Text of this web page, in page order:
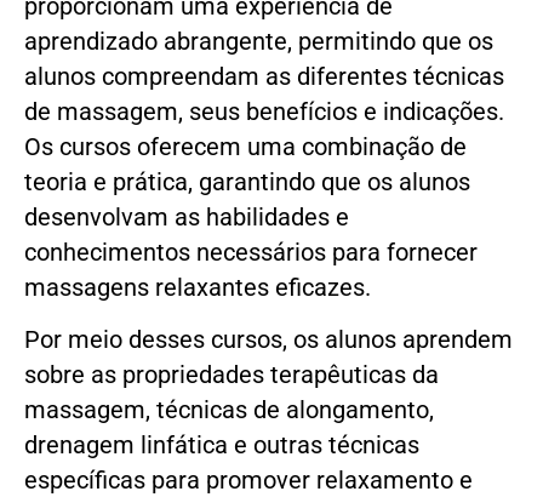
proporcionam uma experiência de
aprendizado abrangente, permitindo que os
alunos compreendam as diferentes técnicas
de massagem, seus benefícios e indicações.
Os cursos oferecem uma combinação de
teoria e prática, garantindo que os alunos
desenvolvam as habilidades e
conhecimentos necessários para fornecer
massagens relaxantes eficazes.
Por meio desses cursos, os alunos aprendem
sobre as propriedades terapêuticas da
massagem, técnicas de alongamento,
drenagem linfática e outras técnicas
específicas para promover relaxamento e